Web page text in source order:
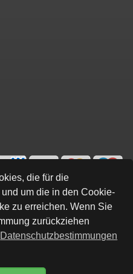
die für die
um die in den Cookie-
zu erreichen. Wenn Sie
zurückziehen
Datenschutzbestimmungen